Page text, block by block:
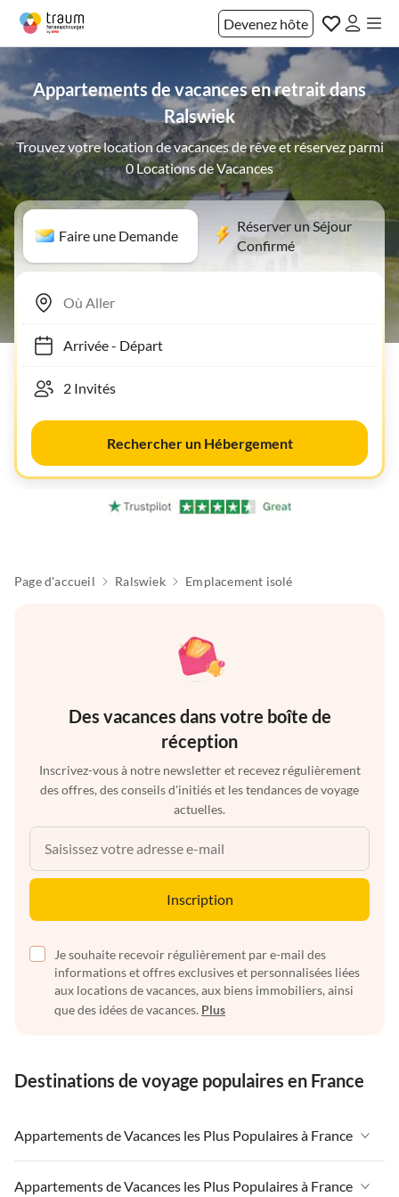
Devenez hôte
Appartements de vacances en retrait dans
Ralswiek
Trouvez votre location de vacances de rêve et réservez parmi
0 Locations de Vacances
Faire une Demande
Réserver un Séjour
Confirmé
Arrivée- Départ
Rechercher un Hébergement
Page d'accueil Ralswiek Emplacement isolé
Des vacances dans votre boîte de
réception
Inscrivez-vous à notre newsletter et recevez régulièrement
des offres, des conseils d'initiés et les tendances de voyage
actuelles.
Inscription
Je souhaite recevoir régulièrement par e-mail des
informations et offres exclusives et personnalisées liées
aux locations de vacances, aux biens immobiliers, ainsi
que des idées de vacances. Plus
Destinations de voyage populaires en France
Appartements de Vacances les Plus Populaires à France
Appartements de Vacances à France
Appartements de Vacances les Plus Populaires à France